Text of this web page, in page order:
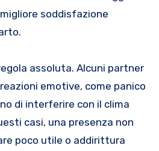
soddisfazione
assoluta. Alcuni partner
emotive, come panico
di interferire con il clima
casi, una presenza non
poco utile o addirittura